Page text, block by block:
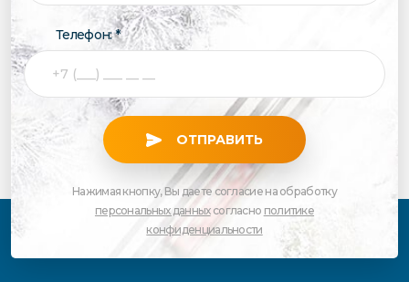
Телефон: *
ОТПРАВИТЬ
Нажимая кнопку, Вы даете согласие на обработку
персональных данныхсогласно политике
конфиденциальности